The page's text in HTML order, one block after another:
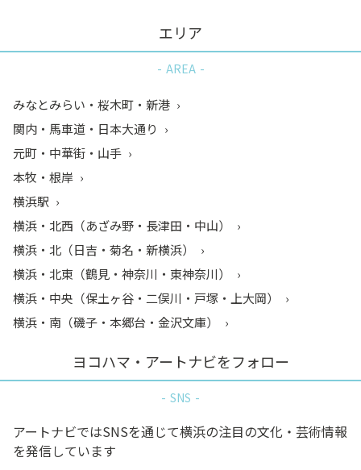
エリア
AREA
みなとみらい・桜木町・新港
関内・馬車道・日本大通り
元町・中華街・山手
本牧・根岸
横浜駅
横浜・北西（あざみ野・長津田・中山）
横浜・北（日吉・菊名・新横浜）
横浜・北東（鶴見・神奈川・東神奈川）
横浜・中央（保土ヶ谷・二俣川・戸塚・上大岡）
横浜・南（磯子・本郷台・金沢文庫）
ヨコハマ・アートナビをフォロー
SNS
アートナビではSNSを通じて横浜の注目の文化・芸術情報
を発信しています